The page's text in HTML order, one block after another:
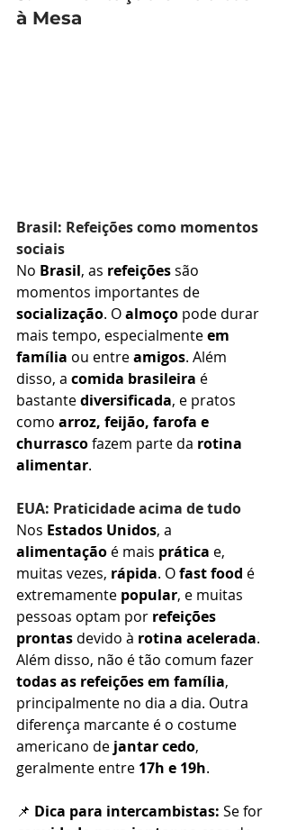
à Mesa
Brasil: Refeições como momentos
sociais
No Brasil, as refeições são
momentos importantes de
socialização. O almoço pode durar
mais tempo, especialmente em
família ou entre amigos. Além
disso, a comida brasileira é
bastante diversificada, e pratos
como arroz, feijão, farofa e
churrasco fazem parte da rotina
alimentar.
EUA: Praticidade acima de tudo
Nos Estados Unidos, a
alimentação é mais prática e,
muitas vezes, rápida. O fast food é
extremamente popular, e muitas
pessoas optam por refeições
prontas devido à rotina acelerada.
Além disso, não é tão comum fazer
todas as refeições em família,
principalmente no dia a dia. Outra
diferença marcante é o costume
americano de jantar cedo,
geralmente entre 17h e 19h.
📌 Dica para intercambistas: Se for